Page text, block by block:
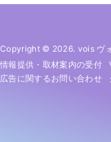
Copyright © 2026. vois ヴ
情報提供・取材案内の受付
広告に関するお問い合わせ